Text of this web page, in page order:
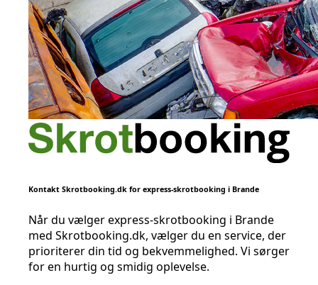
Kontakt Skrotbooking.dk for express-skrotbooking i Brande
Når du vælger express-skrotbooking i Brande
med Skrotbooking.dk, vælger du en service, der
prioriterer din tid og bekvemmelighed. Vi sørger
for en hurtig og smidig oplevelse.